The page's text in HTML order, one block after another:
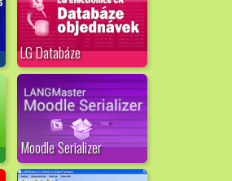
LG Databáze
Moodle Serializer